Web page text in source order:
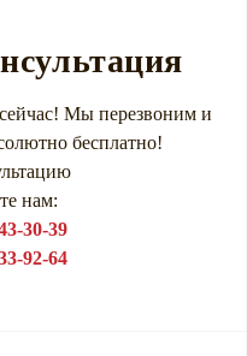
Мы перезвоним и
бесплатно!
нам:
30-39
92-64